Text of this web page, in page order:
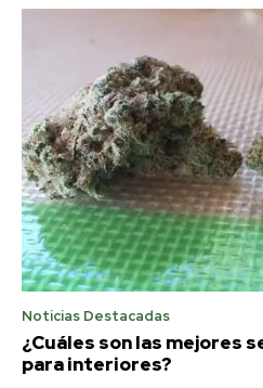
Noticias Destacadas
¿Cuáles son las mejores
para interiores?